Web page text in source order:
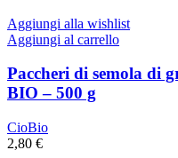
Aggiungi alla wishlist
Aggiungi al carrello
Paccheri di semola di
BIO – 500 g
CioBio
2,80 €